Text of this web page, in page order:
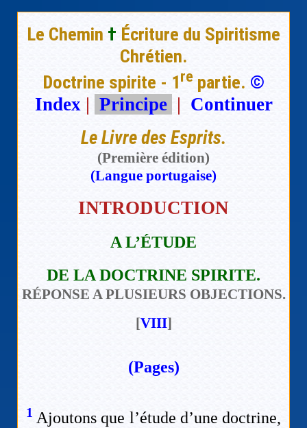
Le Chemin † Écriture du Spiritisme
Chrétien.
Doctrine spirite - 1re partie. ©
Index | Principe | Continuer
Le Livre des Esprits.
(Première édition)
(Langue portugaise)
INTRODUCTION
A L’ÉTUDE
DE LA DOCTRINE SPIRITE.
RÉPONSE A PLUSIEURS OBJECTIONS.
[VIII]
(Pages)
1 Ajoutons que l’étude d’une doctrine,